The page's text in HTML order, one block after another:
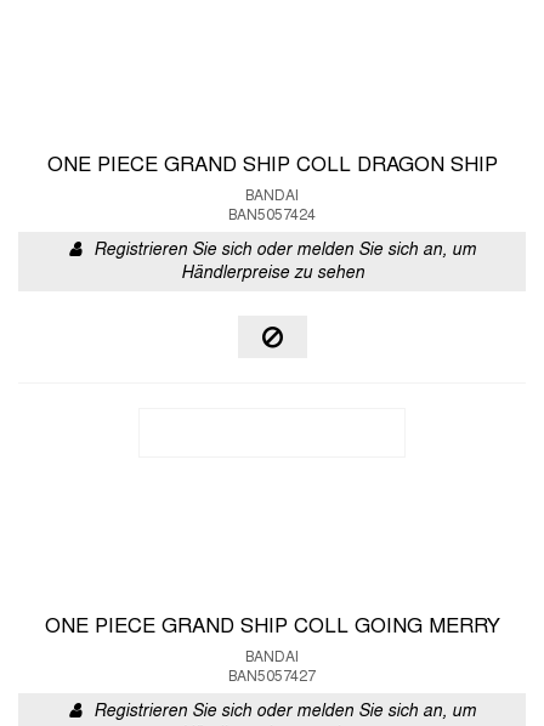
ONE PIECE GRAND SHIP COLL DRAGON SHIP
BANDAI
BAN5057424
Registrieren Sie sich oder melden Sie sich an, um
Händlerpreise zu sehen
ONE PIECE GRAND SHIP COLL GOING MERRY
BANDAI
BAN5057427
Registrieren Sie sich oder melden Sie sich an, um